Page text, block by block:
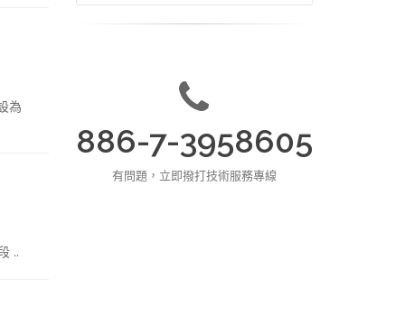
為
..
886-7-3958605
有問題，立即撥打技術服務專線